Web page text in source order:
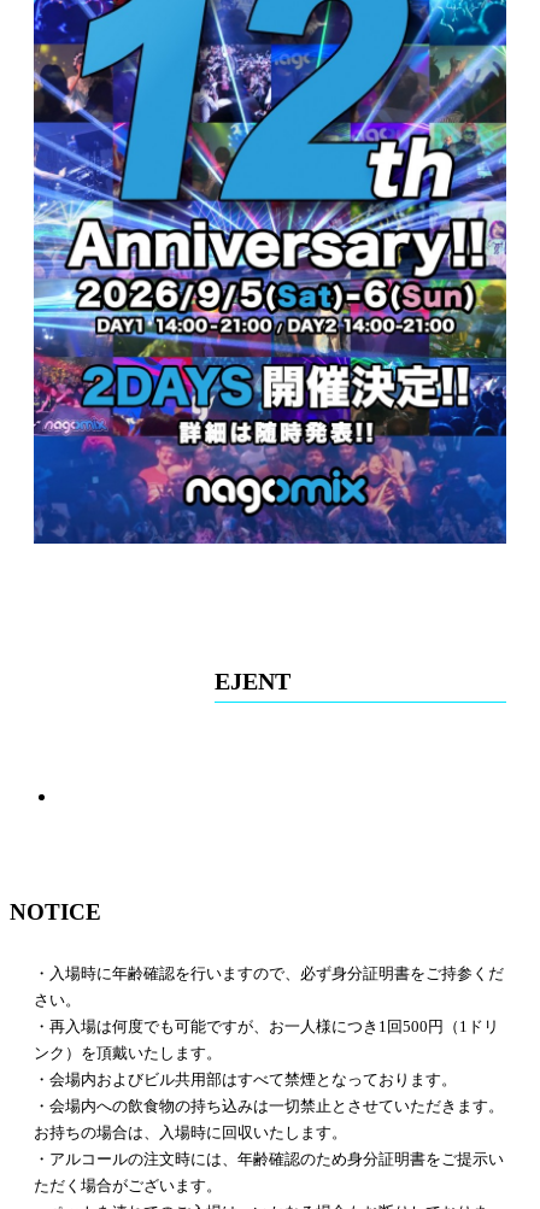
EJENT
NOTICE
・入場時に年齢確認を行いますので、必ず身分証明書をご持参くだ
さい。
・再入場は何度でも可能ですが、お一人様につき1回500円（1ドリ
ンク）を頂戴いたします。
・会場内およびビル共用部はすべて禁煙となっております。
・会場内への飲食物の持ち込みは一切禁止とさせていただきます。
お持ちの場合は、入場時に回収いたします。
・アルコールの注文時には、年齢確認のため身分証明書をご提示い
ただく場合がございます。